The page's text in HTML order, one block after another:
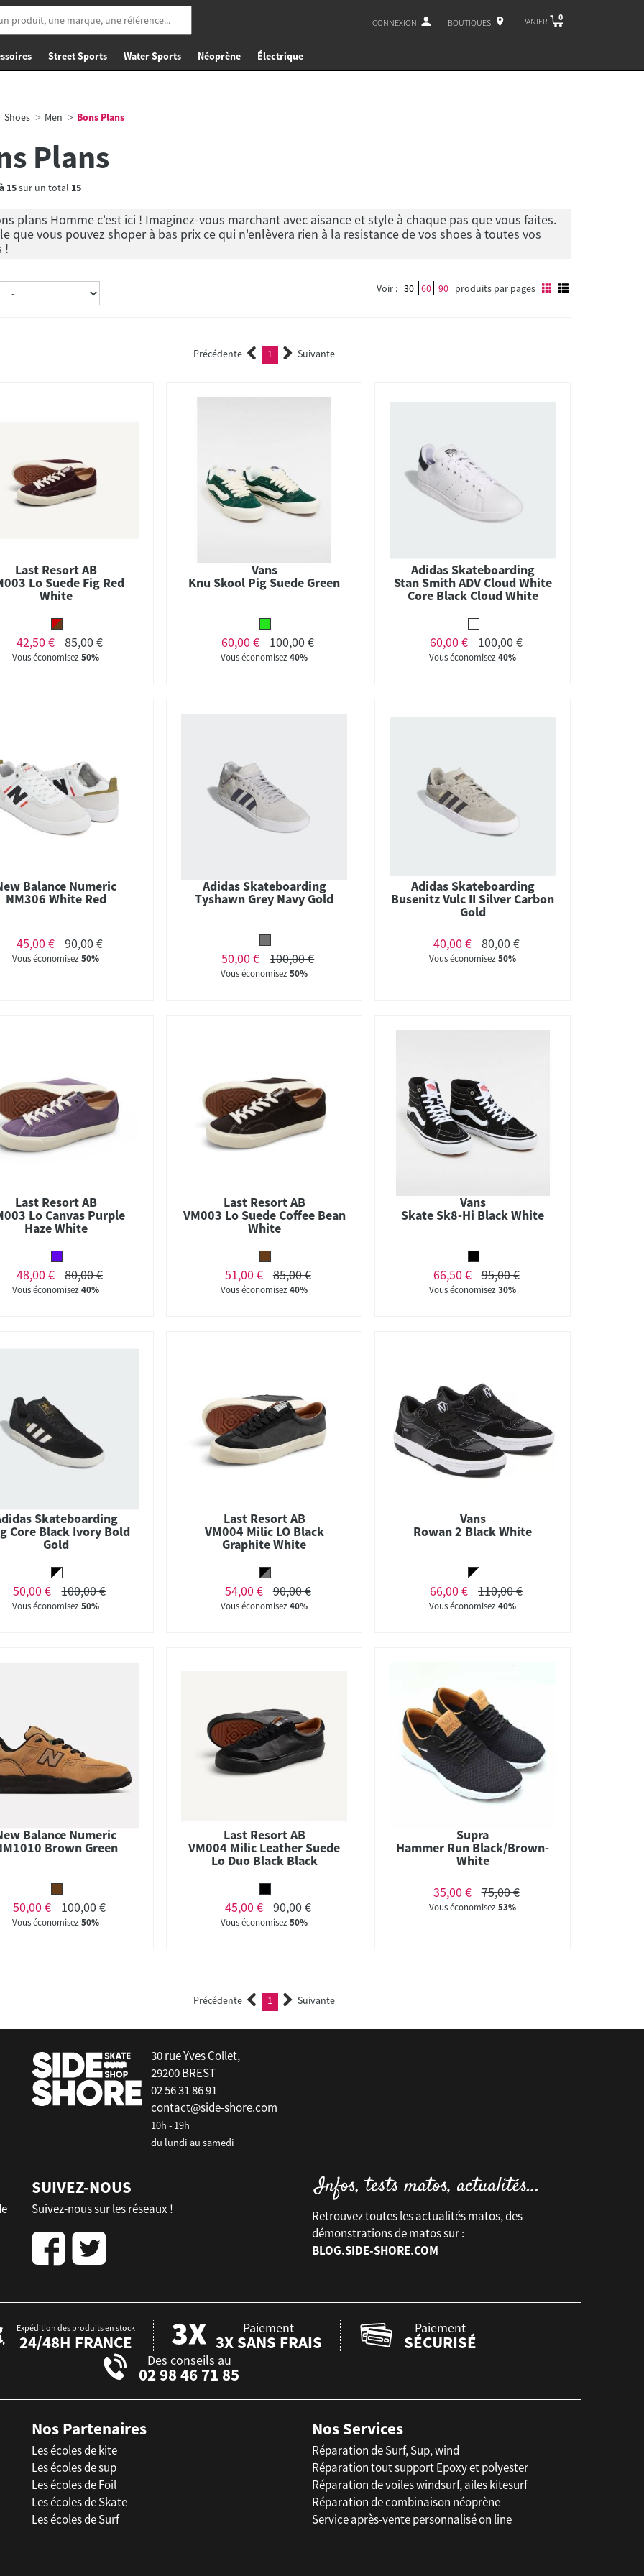
CONNEXION BOUTIQUES PANIER 0
Street Sports Water Sports Néoprène Électrique
Shoes Men Bons Plans
Plans
15sur un total 15
plans Homme c'est ici ! Imaginez-vous marchant avec aisance et style à chaque pas que vous faites.
que vous pouvez shoper à bas prix ce qui n'enlèvera rien à la resistance de vos shoes à toutes vos
!
Voir : 30 60 90 produits par pages
Précédente 1 (current)Suivante
Last Resort AB
Lo Suede Fig Red
White
42,50 € 85,00 €
Vous économisez50%
Vans
Knu Skool Pig Suede Green
60,00 € 100,00 €
Vous économisez40%
Adidas Skateboarding
Stan Smith ADV Cloud White
Core Black Cloud White
60,00 € 100,00 €
Vous économisez40%
Balance Numeric
NM306 White Red
45,00 € 90,00 €
Vous économisez50%
Adidas Skateboarding
Tyshawn Grey Navy Gold
50,00 € 100,00 €
Vous économisez50%
Adidas Skateboarding
Busenitz Vulc II Silver Carbon
Gold
40,00 €
80,00 €
Vous économisez50%
Last Resort AB
Lo Canvas Purple
Haze White
48,00 € 80,00 €
Vous économisez40%
Last Resort AB
VM003 Lo Suede Coffee Bean
White
51,00 € 85,00 €
Vous économisez40%
Vans
Skate Sk8-Hi Black White
66,50 € 95,00 €
Vous économisez30%
Skateboarding
Core Black Ivory Bold
Gold
50,00 € 100,00 €
Vous économisez50%
Last Resort AB
VM004 Milic LO Black
Graphite White
54,00 € 90,00 €
Vous économisez40%
Vans
Rowan 2 Black White
66,00 € 110,00 €
Vous économisez40%
Balance Numeric
Brown Green
50,00 € 100,00 €
Vous économisez50%
Last Resort AB
VM004 Milic Leather Suede
Lo Duo Black Black
45,00 € 90,00 €
Vous économisez50%
Supra
Hammer Run Black/Brown-
White
35,00 €
75,00 €
Vous économisez53%
Précédente 1 (current)Suivante
30 rue Yves Collet,
29200 BREST
02 56 31 86 91
contact@side-shore.com
10h - 19h
du lundi au samedi
SUIVEZ-NOUS
Suivez-nous sur les réseaux !
Retrouvez toutes les actualités matos, des
démonstrations de matos sur :
BLOG.SIDE-SHORE.COM
Expédition des produits en stock
24/48H FRANCE
Paiement
3X SANS FRAIS
Paiement
SÉCURISÉ
Des conseils au
02 98 46 71 85
Nos Partenaires
Les écoles de kite
Les écoles de sup
Les écoles de Foil
Les écoles de Skate
Les écoles de Surf
Nos Services
Réparation de Surf, Sup, wind
Réparation tout support Epoxy et polyester
Réparation de voiles windsurf, ailes kitesurf
Réparation de combinaison néoprène
Service après-vente personnalisé on line